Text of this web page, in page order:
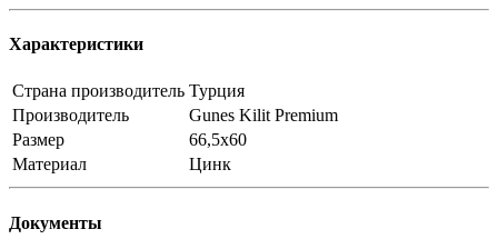
Характеристики
Страна производитель Турция
Производитель
Gunes Kilit Premium
Размер
66,5х60
Материал
Цинк
Документы